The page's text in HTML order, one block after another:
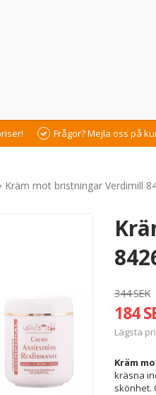
Frågor? Mejla oss på
Kräm mot bristningar Verdimill
344 SEK
184
Lägsta
Kräm
kräsna
skönhet.